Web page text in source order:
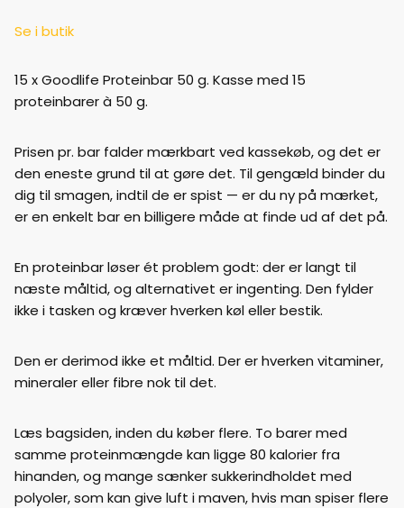
Se i butik
15 x Goodlife Proteinbar 50 g. Kasse med 15
proteinbarer à 50 g.
Prisen pr. bar falder mærkbart ved kassekøb, og det er
den eneste grund til at gøre det. Til gengæld binder du
dig til smagen, indtil de er spist — er du ny på mærket,
er en enkelt bar en billigere måde at finde ud af det på.
En proteinbar løser ét problem godt: der er langt til
næste måltid, og alternativet er ingenting. Den fylder
ikke i tasken og kræver hverken køl eller bestik.
Den er derimod ikke et måltid. Der er hverken vitaminer,
mineraler eller fibre nok til det.
Læs bagsiden, inden du køber flere. To barer med
samme proteinmængde kan ligge 80 kalorier fra
hinanden, og mange sænker sukkerindholdet med
polyoler, som kan give luft i maven, hvis man spiser flere